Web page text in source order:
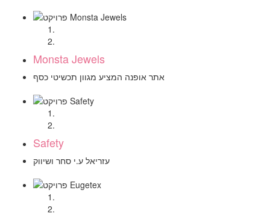
Monsta Jewels
אתר אופנה המציע מגוון תכשיטי כסף
Safety
עזריאל ע.י סחר ושיווק